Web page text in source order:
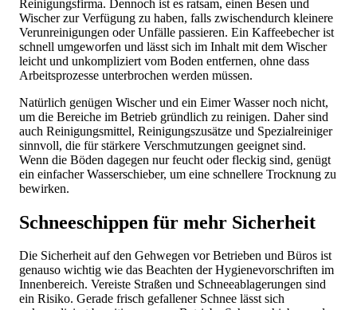
Reinigungsfirma. Dennoch ist es ratsam, einen Besen und
Wischer zur Verfügung zu haben, falls zwischendurch kleinere
Verunreinigungen oder Unfälle passieren. Ein Kaffeebecher ist
schnell umgeworfen und lässt sich im Inhalt mit dem Wischer
leicht und unkompliziert vom Boden entfernen, ohne dass
Arbeitsprozesse unterbrochen werden müssen.
Natürlich genügen Wischer und ein Eimer Wasser noch nicht,
um die Bereiche im Betrieb gründlich zu reinigen. Daher sind
auch Reinigungsmittel, Reinigungszusätze und Spezialreiniger
sinnvoll, die für stärkere Verschmutzungen geeignet sind.
Wenn die Böden dagegen nur feucht oder fleckig sind, genügt
ein einfacher Wasserschieber, um eine schnellere Trocknung zu
bewirken.
Schneeschippen für mehr Sicherheit
Die Sicherheit auf den Gehwegen vor Betrieben und Büros ist
genauso wichtig wie das Beachten der Hygienevorschriften im
Innenbereich. Vereiste Straßen und Schneeablagerungen sind
ein Risiko. Gerade frisch gefallener Schnee lässt sich